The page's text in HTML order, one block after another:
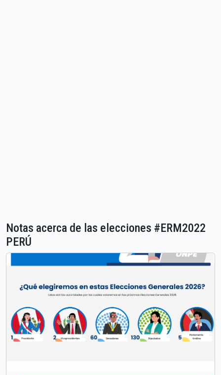
Notas acerca de las elecciones #ERM2022
PERÚ